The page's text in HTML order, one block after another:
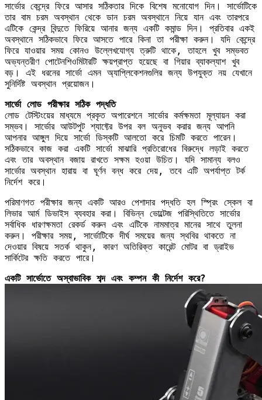
সার্ভোর কেন্দ্রে ফিরে আসার সঠিকতার দিকে বিশেষ মনোযোগ দিন। সার্ভোটিকে
তার বাম চরম অবস্থান থেকে ডান চরম অবস্থানে নিয়ে যান এবং তারপরে
এটিকে কেন্দ্র বিন্দুতে ফিরিয়ে আনার জন্য একটি কমান্ড দিন। প্রতিবার একই
অবস্থানে সঠিকভাবে ফিরে আসতে পারে কিনা তা পরীক্ষা করুন। যদি কেন্দ্রে
ফিরে যাওয়ার সময় কোনও উল্লেখযোগ্য ত্রুটি থাকে, তাহলে খুব সম্ভবত
অভ্যন্তরীণ পোটেনশিওমিটারটি ক্ষয়প্রাপ্ত হয়েছে বা গিয়ার ব্যাকল্যাশ খুব
বড়। এই ধরনের সার্ভো এমন অ্যাপ্লিকেশনগুলির জন্য উপযুক্ত নয় যেখানে
সুনির্দিষ্ট অবস্থান প্রয়োজন।
সার্ভো লোড পরীক্ষার সঠিক পদ্ধতি
লোড টেস্টিংয়ের মাধ্যমে প্রকৃত অপারেশনে সার্ভোর কর্মক্ষমতা মূল্যায়ন করা
সম্ভব। সার্ভোর আউটপুট শ্যাফ্টের উপর বল অনুভব করার জন্য আপনি
আপনার আঙ্গুল দিয়ে সার্ভো ডিস্কটি আলতো করে চিমটি করতে পারেন।
সঠিকভাবে কাজ করা একটি সার্ভো মাঝারি প্রতিরোধের বিরুদ্ধে লড়াই করতে
এবং তার অবস্থান বজায় রাখতে সক্ষম হওয়া উচিত। যদি সামান্য বলও
সার্ভোর অবস্থান হারায় বা ঘূর্ণন বন্ধ করে দেয়, তবে এটি অপর্যাপ্ত টর্ক
নির্দেশ করে।
পরিমাণগত পরীক্ষার জন্য একটি আরও পেশাদার পদ্ধতি হল স্প্রিং স্কেল বা
লিভার আর্ম ডিভাইস ব্যবহার করা। বিভিন্ন ভোল্টেজ পরিস্থিতিতে সার্ভোর
সর্বাধিক ধারণক্ষমতা রেকর্ড করুন এবং এটিকে নামমাত্র মানের সাথে তুলনা
করুন। পরীক্ষার সময়, সার্ভোটিকে দীর্ঘ সময়ের জন্য স্থবির থাকতে না
দেওয়ার বিষয়ে সতর্ক থাকুন, কারণ অতিরিক্ত কারেন্ট মোটর বা ড্রাইভ
সার্কিটের ক্ষতি করতে পারে।
একটি সার্ভোতে অস্বাভাবিক শব্দ এবং কম্পন কী নির্দেশ করে?